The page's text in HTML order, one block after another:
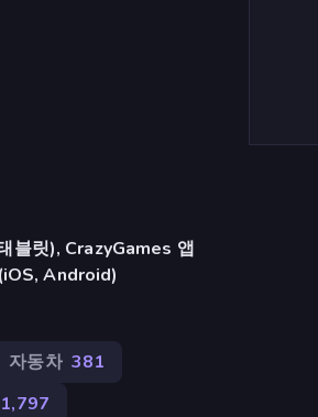
블릿), CrazyGames 앱
Android)
자동차 381
1,797